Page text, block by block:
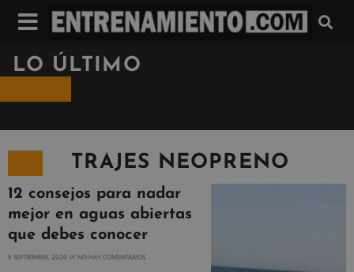
LO ÚLTIMO
TRAJES NEOPRENO
12 consejos para nadar
mejor en aguas abiertas
que debes conocer
8 SEPTIEMBRE, 2020 NO HAY COMENTARIOS